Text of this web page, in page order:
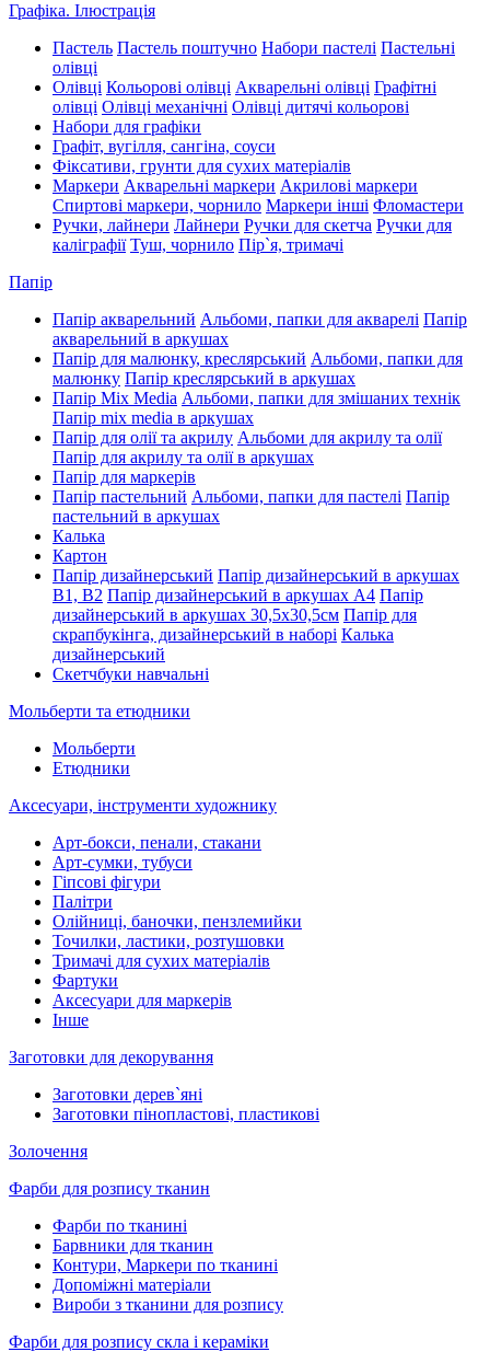
Графіка. Ілюстрація
Пастель Пастель поштучно Набори пастелі Пастельні
олівці
Олівці Кольорові олівці Акварельні олівці Графітні
олівці Олівці механічні Олівці дитячі кольорові
Набори для графіки
Графіт, вугілля, сангіна, соуси
Фіксативи, грунти для сухих матеріалів
Маркери Акварельні маркери Акрилові маркери
Спиртові маркери, чорнило Маркери інші Фломастери
Ручки, лайнери Лайнери Ручки для скетча Ручки для
каліграфії Туш, чорнило Пір`я, тримачі
Папір
Папір акварельний Альбоми, папки для акварелі Папір
акварельний в аркушах
Папір для малюнку, креслярський Альбоми, папки для
малюнку Папір креслярський в аркушах
Папір Mix Media Альбоми, папки для змішаних технік
Папір mix media в аркушах
Папір для олії та акрилу Альбоми для акрилу та олії
Папір для акрилу та олії в аркушах
Папір для маркерів
Папір пастельний Альбоми, папки для пастелі Папір
пастельний в аркушах
Калька
Картон
Папір дизайнерський Папір дизайнерський в аркушах
В1, В2 Папір дизайнерський в аркушах А4 Папір
дизайнерський в аркушах 30,5х30,5см Папір для
скрапбукінга, дизайнерський в наборі Калька
дизайнерський
Скетчбуки навчальні
Мольберти та етюдники
Мольберти
Етюдники
Аксесуари, інструменти художнику
Арт-бокси, пенали, стакани
Арт-сумки, тубуси
Гіпсові фігури
Палітри
Олійниці, баночки, пензлемийки
Точилки, ластики, розтушовки
Тримачі для сухих матеріалів
Фартуки
Аксесуари для маркерів
Інше
Заготовки для декорування
Заготовки дерев`яні
Заготовки пінопластові, пластикові
Золочення
Фарби для розпису тканин
Фарби по тканині
Барвники для тканин
Контури, Маркери по тканині
Допоміжні матеріали
Вироби з тканини для розпису
Фарби для розпису скла і кераміки